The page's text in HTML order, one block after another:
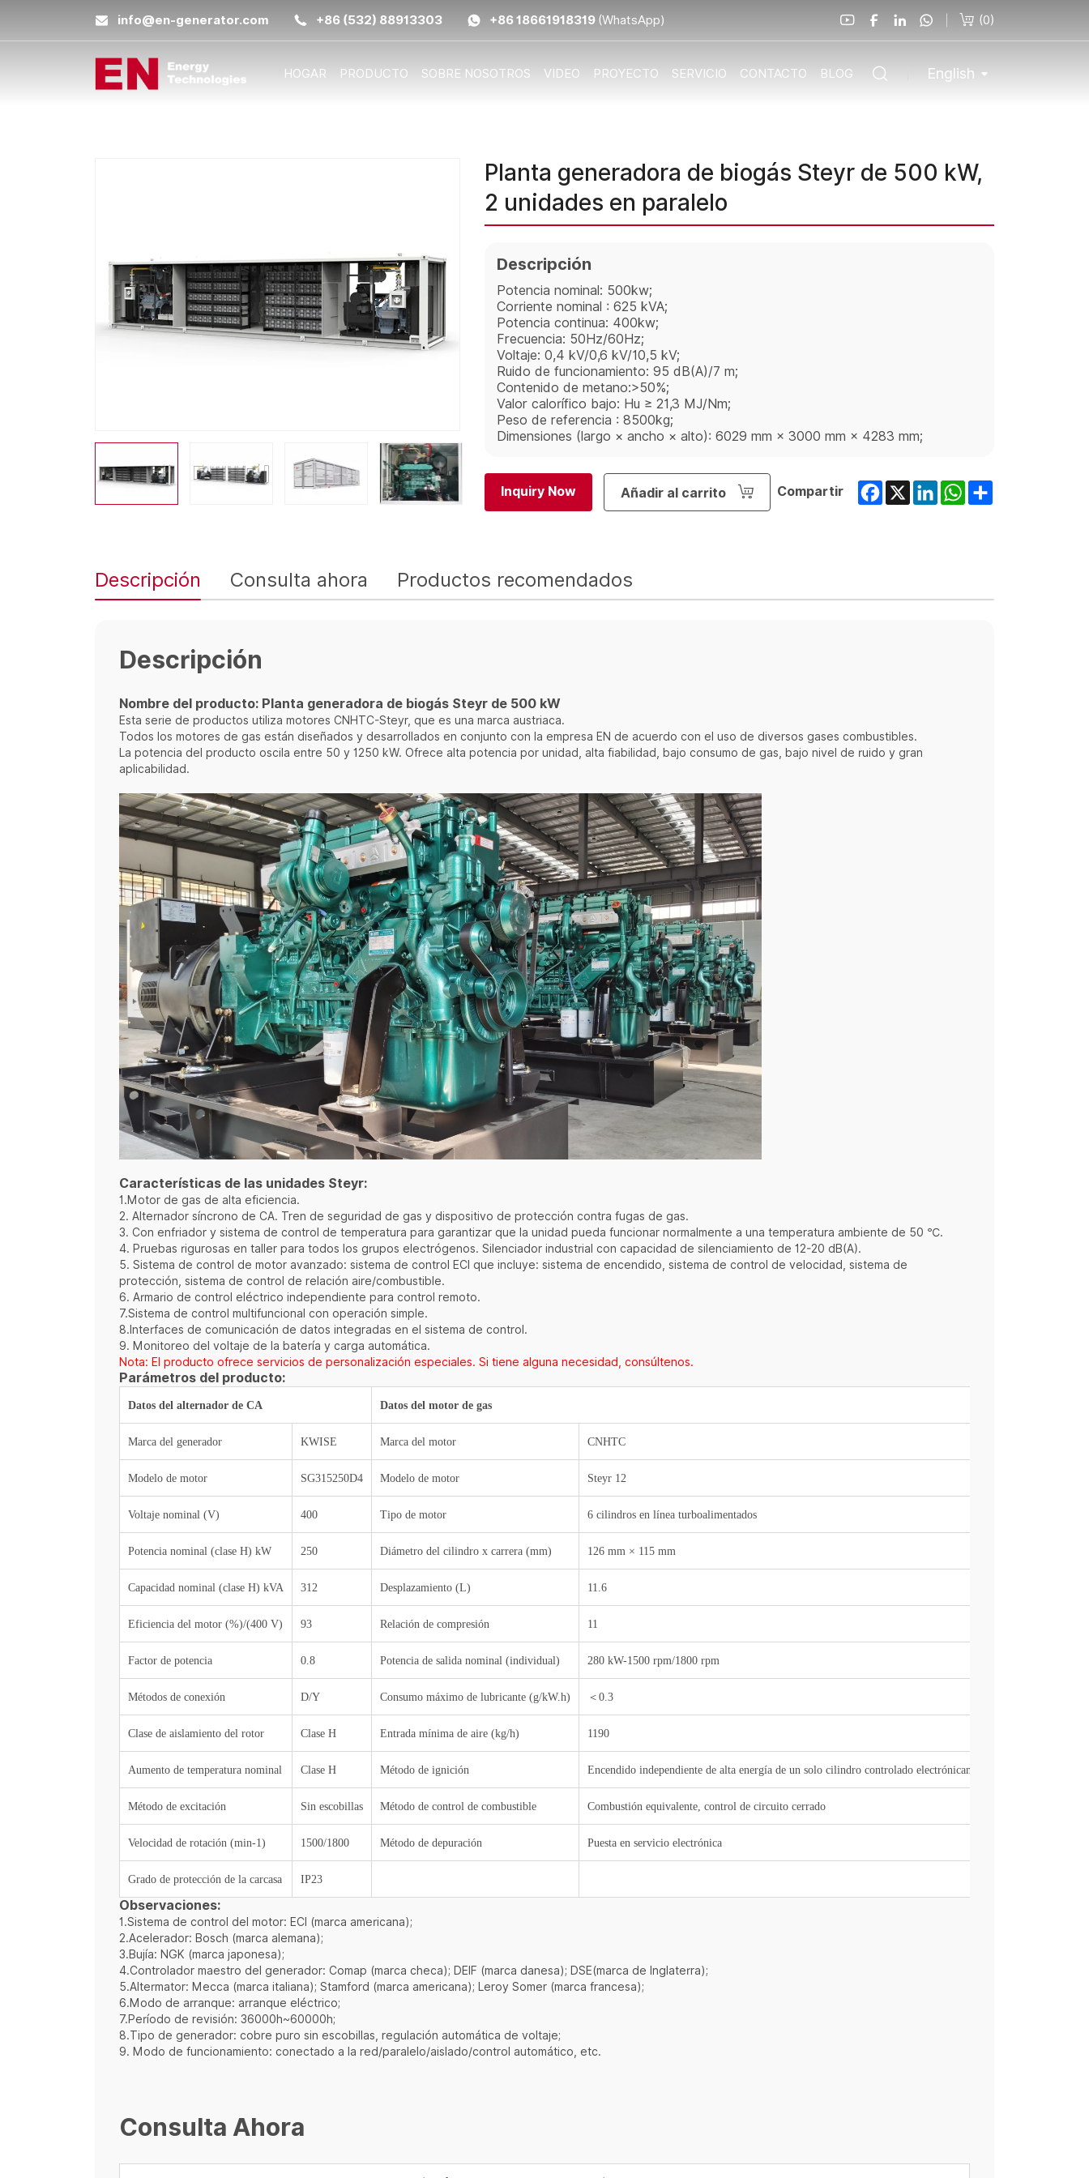
info@en-generator.com +86 (532) 88913303 +86 18661918319(WhatsApp) (0)
English
HOGAR PRODUCTO SOBRE NOSOTROS VIDEO PROYECTO SERVICIO CONTACTO BLOG
Planta generadora de biogás Steyr de 500 kW,
2 unidades en paralelo
Descripción
Potencia nominal: 500kw;
Corriente nominal : 625 kVA;
Potencia continua: 400kw;
Frecuencia: 50Hz/60Hz;
Voltaje: 0,4 kV/0,6 kV/10,5 kV;
Ruido de funcionamiento: 95 dB(A)/7 m;
Contenido de metano:>50%;
Valor calorífico bajo: Hu ≥ 21,3 MJ/Nm;
Peso de referencia : 8500kg;
Dimensiones (largo × ancho × alto): 6029 mm × 3000 mm × 4283 mm;
Inquiry Now Añadir al carrito Compartir Facebook
X LinkedInWhatsApp
Descripción Consulta ahora Productos recomendados
Descripción
Nombre del producto: Planta generadora de biogás Steyr de 500 kW
Esta serie de productos utiliza motores CNHTC-Steyr, que es una marca austriaca.
Todos los motores de gas están diseñados y desarrollados en conjunto con la empresa EN de acuerdo con el uso de diversos gases combustibles.
La potencia del producto oscila entre 50 y 1250 kW. Ofrece alta potencia por unidad, alta fiabilidad, bajo consumo de gas, bajo nivel de ruido y gran
aplicabilidad.
Características de las unidades Steyr:
1.Motor de gas de alta eficiencia.
2. Alternador síncrono de CA. Tren de seguridad de gas y dispositivo de protección contra fugas de gas.
3. Con enfriador y sistema de control de temperatura para garantizar que la unidad pueda funcionar normalmente a una temperatura ambiente de 50 ℃.
4. Pruebas rigurosas en taller para todos los grupos electrógenos. Silenciador industrial con capacidad de silenciamiento de 12-20 dB(A).
5. Sistema de control de motor avanzado: sistema de control ECI que incluye: sistema de encendido, sistema de control de velocidad, sistema de
protección, sistema de control de relación aire/combustible.
6. Armario de control eléctrico independiente para control remoto.
7.Sistema de control multifuncional con operación simple.
8.Interfaces de comunicación de datos integradas en el sistema de control.
9. Monitoreo del voltaje de la batería y carga automática.
Nota: El producto ofrece servicios de personalización especiales. Si tiene alguna necesidad, consúltenos.
Parámetros del producto:
Datos del alternador de CA Datos del motor de gas
Marca del generador KWISE Marca del motor CNHTC
Modelo de motor SG315250D4 Modelo de motor Steyr 12
Voltaje nominal (V) 400 Tipo de motor 6 cilindros en línea turboalimentados
Potencia nominal (clase H) kW 250 Diámetro del cilindro x carrera (mm) 126 mm × 115 mm
Capacidad nominal (clase H) kVA 312 Desplazamiento (L) 11.6
Eficiencia del motor (%)/(400 V) 93 Relación de compresión 11
Factor de potencia 0.8 Potencia de salida nominal (individual) 280 kW-1500 rpm/1800 rpm
Métodos de conexión D/Y Consumo máximo de lubricante (g/kW.h) ＜ 0.3
Clase de aislamiento del rotor Clase H Entrada mínima de aire (kg/h) 1190
Aumento de temperatura nominal Clase H Método de ignición Encendido independiente de alta energía de un solo cilindro controlado electrónicamente
Método de excitación Sin escobillas Método de control de combustible Combustión equivalente, control de circuito cerrado
Velocidad de rotación (min-1) 1500/1800 Método de depuración Puesta en servicio electrónica
Grado de protección de la carcasa IP23
Observaciones:
1.Sistema de control del motor: ECI (marca americana);
2.Acelerador: Bosch (marca alemana);
3.Bujía: NGK (marca japonesa);
4.Controlador maestro del generador: Comap (marca checa); DEIF (marca danesa); DSE(marca de Inglaterra);
5.Altermator: Mecca (marca italiana); Stamford (marca americana); Leroy Somer (marca francesa);
6.Modo de arranque: arranque eléctrico;
7.Período de revisión: 36000h~60000h;
8.Tipo de generador: cobre puro sin escobillas, regulación automática de voltaje;
9. Modo de funcionamiento: conectado a la red/paralelo/aislado/control automático, etc.
Consulta Ahora